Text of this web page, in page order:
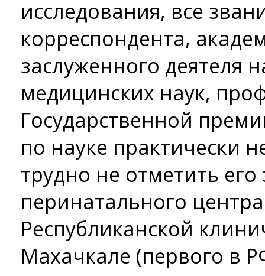
исследования, все
корреспондента,
заслуженного деятеля
медицинских наук,
Государственной
по науке практически
трудно не отметить его
перинатального
Республиканской
Махачкале (первого в